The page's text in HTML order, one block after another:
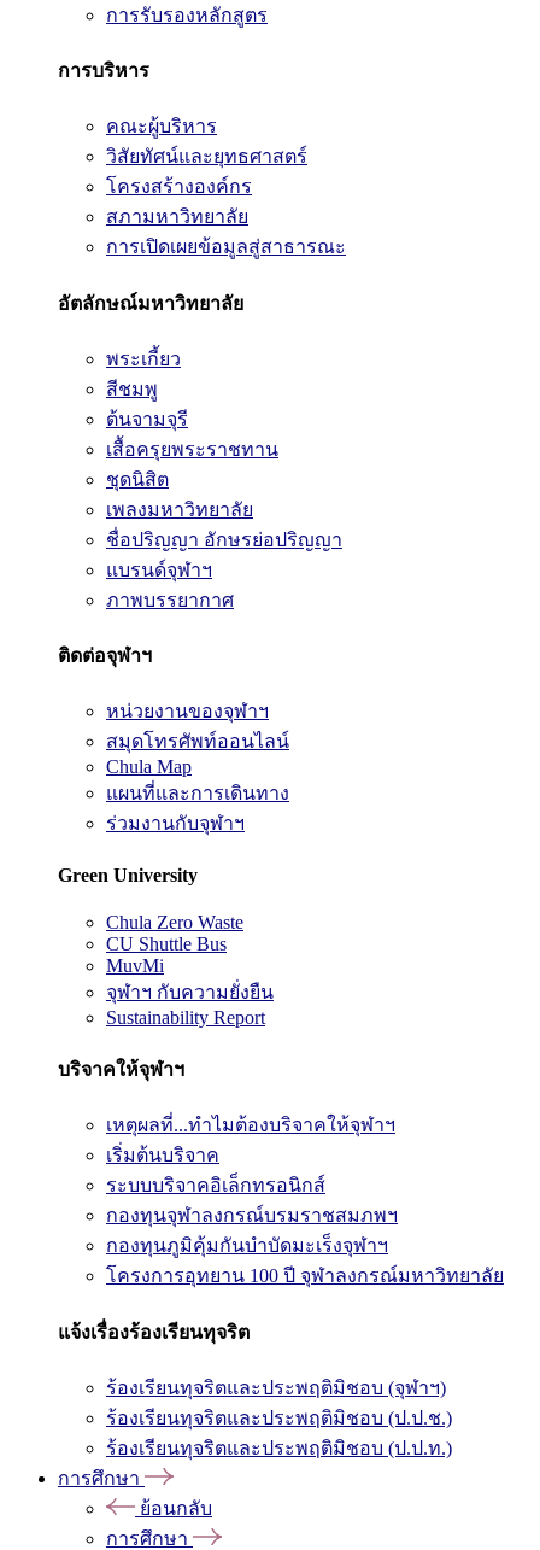
การรับรองหลักสูตร
การบริหาร
คณะผู้บริหาร
วิสัยทัศน์และยุทธศาสตร์
โครงสร้างองค์กร
สภามหาวิทยาลัย
การเปิดเผยข้อมูลสู่สาธารณะ
อัตลักษณ์มหาวิทยาลัย
พระเกี้ยว
สีชมพู
ต้นจามจุรี
เสื้อครุยพระราชทาน
ชุดนิสิต
เพลงมหาวิทยาลัย
ชื่อปริญญา อักษรย่อปริญญา
แบรนด์จุฬาฯ
ภาพบรรยากาศ
ติดต่อจุฬาฯ
หน่วยงานของจุฬาฯ
สมุดโทรศัพท์ออนไลน์
Chula Map
แผนที่และการเดินทาง
ร่วมงานกับจุฬาฯ
Green University
Chula Zero Waste
CU Shuttle Bus
MuvMi
จุฬาฯ กับความยั่งยืน
Sustainability Report
บริจาคให้จุฬาฯ
เหตุผลที่...ทำไมต้องบริจาคให้จุฬาฯ
เริ่มต้นบริจาค
ระบบบริจาคอิเล็กทรอนิกส์
กองทุนจุฬาลงกรณ์บรมราชสมภพฯ
กองทุนภูมิคุ้มกันบำบัดมะเร็งจุฬาฯ
โครงการอุทยาน 100 ปี จุฬาลงกรณ์มหาวิทยาลัย
แจ้งเรื่องร้องเรียนทุจริต
ร้องเรียนทุจริตและประพฤติมิชอบ (จุฬาฯ)
ร้องเรียนทุจริตและประพฤติมิชอบ (ป.ป.ช.)
ร้องเรียนทุจริตและประพฤติมิชอบ (ป.ป.ท.)
การศึกษา
ย้อนกลับ
การศึกษา